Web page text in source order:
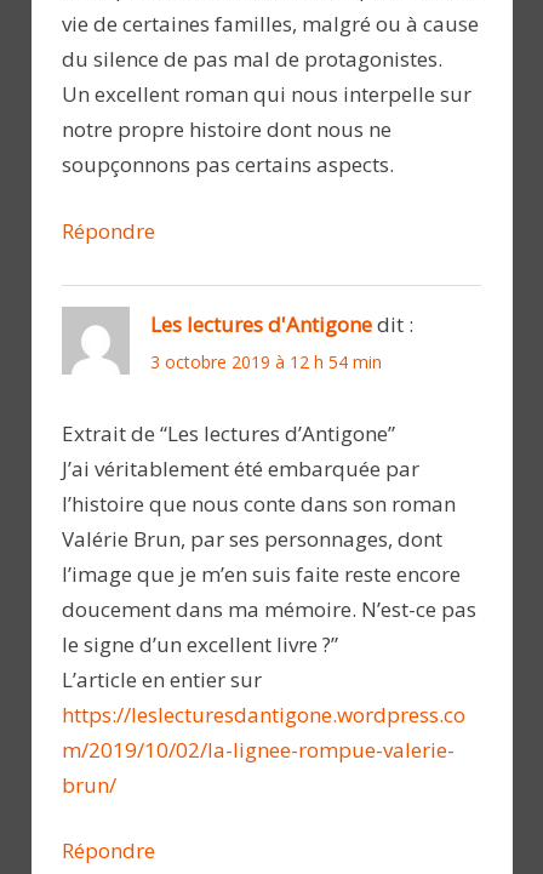
vie de certaines familles, malgré ou à cause
du silence de pas mal de protagonistes.
Un excellent roman qui nous interpelle sur
notre propre histoire dont nous ne
soupçonnons pas certains aspects.
Répondre
Les lectures d'Antigonedit :
3 octobre 2019 à 12 h 54 min
Extrait de “Les lectures d’Antigone”
J’ai véritablement été embarquée par
l’histoire que nous conte dans son roman
Valérie Brun, par ses personnages, dont
l’image que je m’en suis faite reste encore
doucement dans ma mémoire. N’est-ce pas
le signe d’un excellent livre ?”
L’article en entier sur
https://leslecturesdantigone.wordpress.co
m/2019/10/02/la-lignee-rompue-valerie-
brun/
Répondre